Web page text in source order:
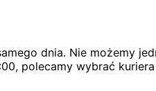
dnia. Nie możemy
polecamy wybrać